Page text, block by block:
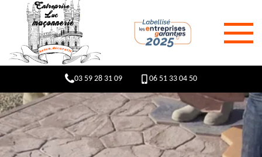
03 59 28 31 09 06 51 33 04 50